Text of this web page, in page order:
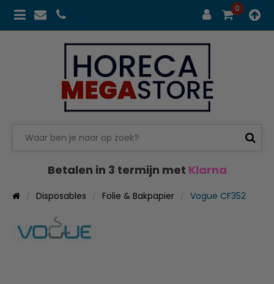
0
Betalen in 3 termijn met Klarna
Disposables Folie & Bakpapier Vogue CF352